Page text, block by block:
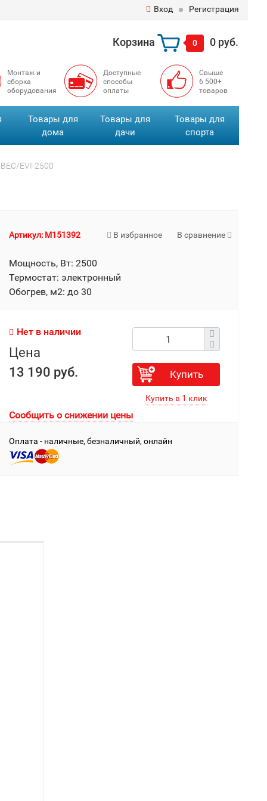
Вход Регистрация
Корзина 0 0 руб.
Монтаж и
сборка
оборудования
Доступные
способы
оплаты
Свыше
6 500+
товаров
Товары для
дома
Товары для
дачи
Товары для
спорта
EVI-2500
В избранное В сравнение
Артикул: M151392
Мощность, Вт: 2500
Термостат: электронный
Обогрев, м2: до 30
Нет в наличии
Цена
13 190 руб.
Купить
Сообщить о снижении цены
Оплата - наличные, безналичный, онлайн